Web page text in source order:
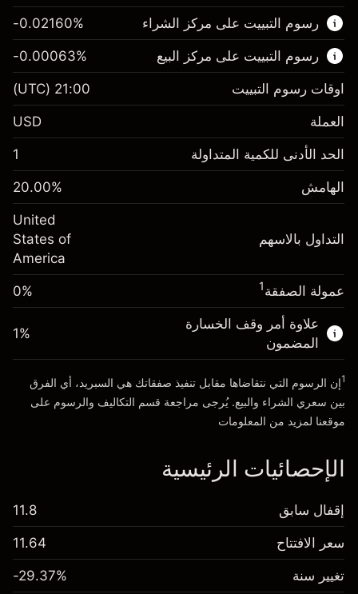
هذا السوق المالي متاح للتداول من خلال عقود
الفروقات.
اعرف المزيد عن:
عقود الفروقات
رسوم التبييت على مركز الشراء
الهامش. استثمارك $1,000.00
-0.021596
%
(-$1.08)
المال من الرافعة المالية ~
الذهاب إلى المنصة
-0.02160%
رسوم التبييت على مركز البيع
الهامش. استثمارك $1,000.00
-0.000626
%
(-$0.03)
المال من الرافعة المالية ~$4,000.00
الذهاب إلى المنصة
-0.00063%
اوقات رسوم التبييت 21:00
(UTC)
العملة USD
الحد الأدنى للكمية المتداولة 1
الهامش 20.00%
التداول بالاسهم
United
States of
America
عمولة الصفقة1
0%
علاوة أمر وقف الخسارة
المضمون
1%
1إن الرسوم التي نتقاضاها مقابل تنفيذ صفقاتك هي السبريد، أي الفرق
بين سعري الشراء والبيع. يُرجى مراجعة قسم التكاليف والرسوم على
موقعنا لمزيد من المعلومات
الإحصائيات الرئيسية
إقفال سابق 11.8
سعر الافتتاح 11.64
تغيير سنة -29.37%